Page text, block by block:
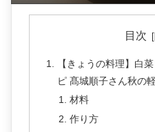
目次
【きょうの料理】白
ピ 髙城順子さん秋の
材料
作り方